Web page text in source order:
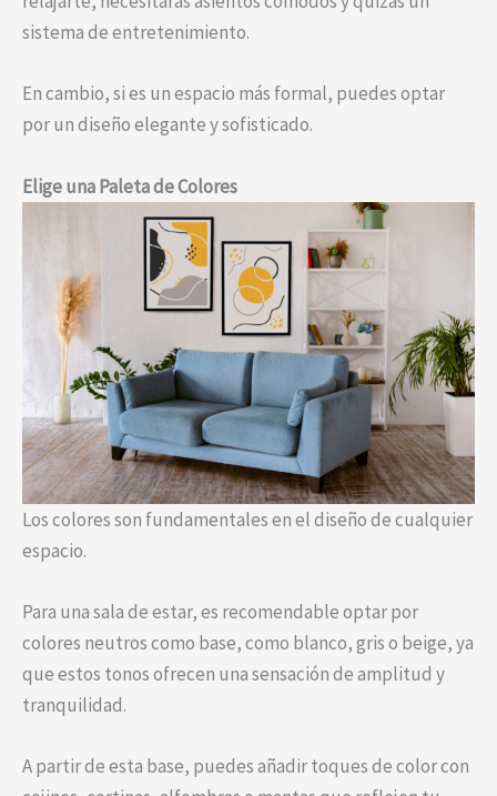
sistema de entretenimiento.
En cambio, si es un espacio más formal, puedes optar
por un diseño elegante y sofisticado.
Elige una Paleta de Colores
Los colores son fundamentales en el diseño de cualquier
espacio.
Para una sala de estar, es recomendable optar por
colores neutros como base, como blanco, gris o beige, ya
que estos tonos ofrecen una sensación de amplitud y
tranquilidad.
A partir de esta base, puedes añadir toques de color con